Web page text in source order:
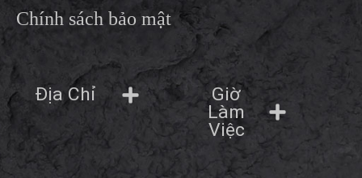
Chính sách bảo mật
Địa Chỉ
Giờ
Làm
Việc